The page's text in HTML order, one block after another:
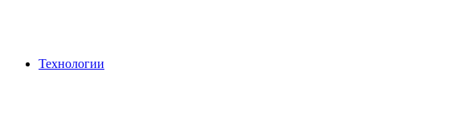
Технологии